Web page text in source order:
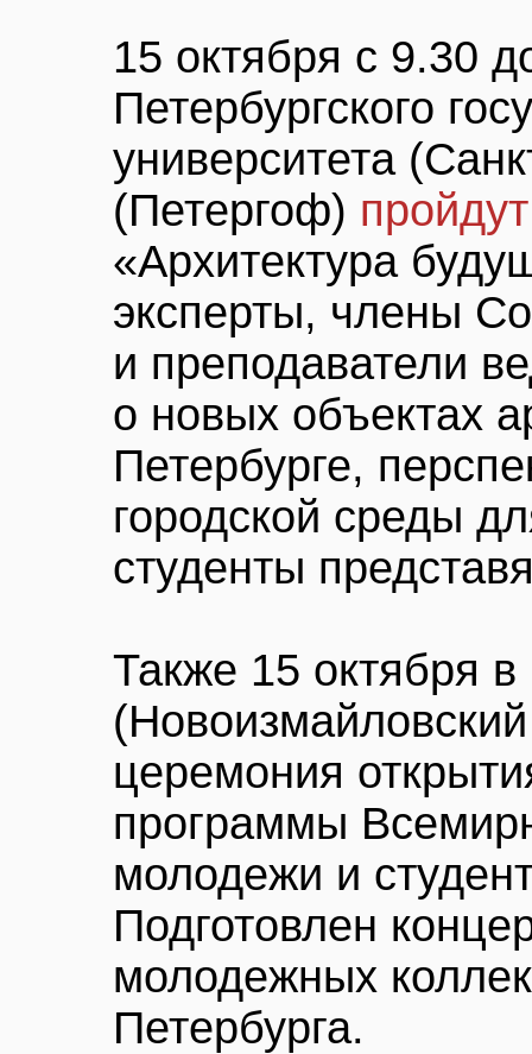
15 октября с 9.30
Петербургского
университета
(Петергоф)
«Архитектура
эксперты, члены
и преподаватели
о новых объектах
Петербурге,
городской среды
студенты
Также 15 октября
церемония
программы
молодежи и
Подготовлен
молодежных
Петербурга.